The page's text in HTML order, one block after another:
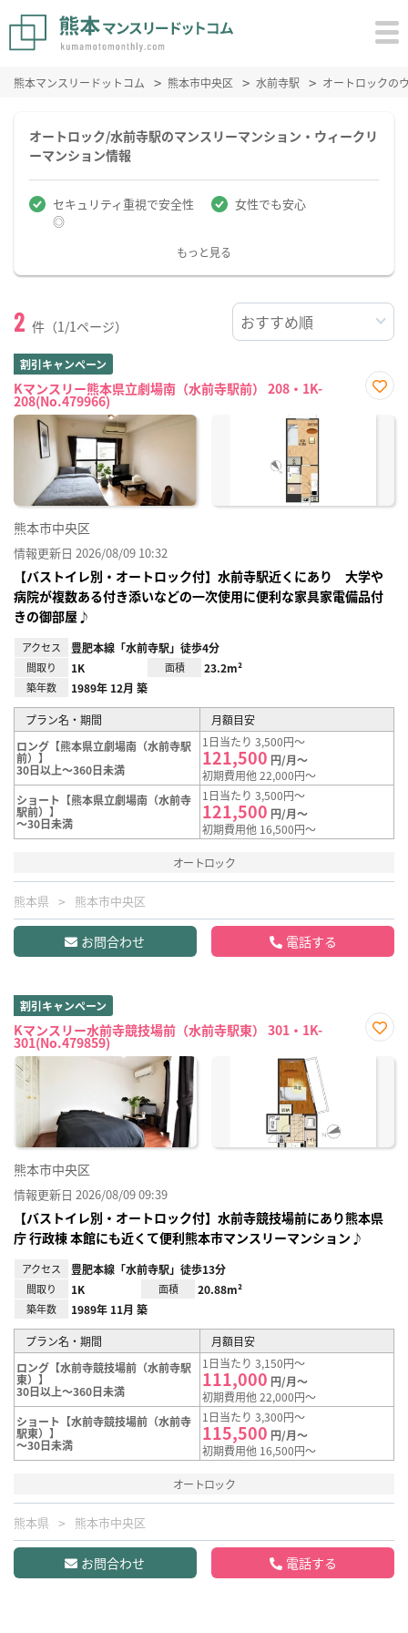
熊本マンスリードットコム 熊本市中央区 水前寺駅 オートロックの
オートロック/水前寺駅のマンスリーマンション・ウィークリ
ーマンション情報
セキュリティ重視で安全性
◎
女性でも安心
もっと見る
2 件（1/1ページ）
割引キャンペーン
Kマンスリー熊本県立劇場南（水前寺駅前） 208・1K-
208(No.479966)
に入
熊本市中央区
情報更新日 2026/08/09 10:32
【バストイレ別・オートロック付】水前寺駅近くにあり 大学や
病院が複数ある付き添いなどの一次使用に便利な家具家電備品付
きの御部屋♪
アクセス 豊肥本線「水前寺駅」徒歩4分
間取り 1K 面積 23.2m²
築年数 1989年 12月 築
プラン名・期間
月額目安
ロング【熊本県立劇場南（水前寺駅
前）】
30日以上～360日未満
1日当たり 3,500円～
121,500 円/月～
初期費用他 22,000円～
ショート【熊本県立劇場南（水前寺
駅前）】
～30日未満
1日当たり 3,500円～
121,500 円/月～
初期費用他 16,500円～
オートロック
熊本県 熊本市中央区
お問合わせ 電話する
割引キャンペーン
Kマンスリー水前寺競技場前（水前寺駅東） 301・1K-
301(No.479859)
に入
熊本市中央区
情報更新日 2026/08/09 09:39
【バストイレ別・オートロック付】水前寺競技場前にあり熊本県
庁 行政棟 本館にも近くて便利熊本市マンスリーマンション♪
アクセス 豊肥本線「水前寺駅」徒歩13分
間取り 1K 面積 20.88m²
築年数 1989年 11月 築
プラン名・期間
月額目安
ロング【水前寺競技場前（水前寺駅
東）】
30日以上～360日未満
1日当たり 3,150円～
111,000 円/月～
初期費用他 22,000円～
ショート【水前寺競技場前（水前寺
駅東）】
～30日未満
1日当たり 3,300円～
115,500 円/月～
初期費用他 16,500円～
オートロック
熊本県 熊本市中央区
お問合わせ 電話する